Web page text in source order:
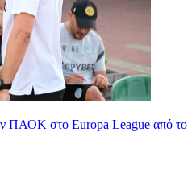
ΠΑΟΚ στο Europa League από το